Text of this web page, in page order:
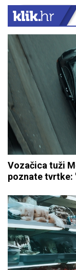
Vozačica tuži
poznate tvrtke: